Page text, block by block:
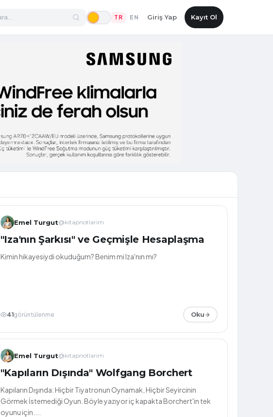
TR EN Giriş Yap Kayıt Ol
Emel Turgut@kitapnotlarim
"Iza'nın Şarkısı" ve Geçmişle Hesaplaşma
Kimin hikayesiydi okuduğum? Benim mi Iza'nın mı?
41görüntülenme Oku
Emel Turgut@kitapnotlarim
"Kapıların Dışında" Wolfgang Borchert
Kapıların Dışında: Hiçbir Tiyatronun Oynamak, Hiçbir Seyircinin
Görmek İstemediği Oyun. Böyle yazıyor iç kapakta Borchert'in tek
oyunu için....